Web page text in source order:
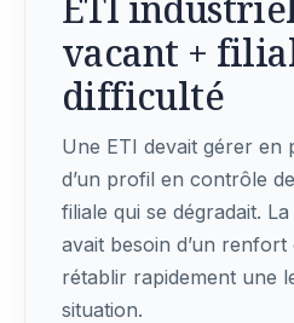
vacant +
difficulté
Une ETI devait gérer en
d’un profil en contrôle
filiale qui se dégradait.
avait besoin d’un
rétablir rapidement une
situation.